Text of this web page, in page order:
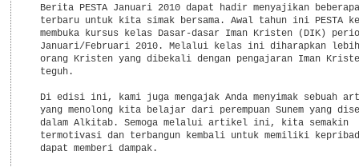
Berita PESTA Januari 2010 dapat hadir menyajikan
terbaru untuk kita simak bersama. Awal tahun ini PESTA
membuka kursus kelas Dasar-dasar Iman Kristen (DIK)
Januari/Februari 2010. Melalui kelas ini diharapkan
orang Kristen yang dibekali dengan pengajaran Iman
  teguh.
Di edisi ini, kami juga mengajak Anda menyimak sebuah
yang menolong kita belajar dari perempuan Sunem yang
  dalam Alkitab. Semoga melalui artikel ini, kita semakin
termotivasi dan terbangun kembali untuk memiliki
  dapat memberi dampak.